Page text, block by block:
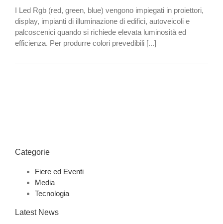
I Led Rgb (red, green, blue) vengono impiegati in proiettori,
display, impianti di illuminazione di edifici, autoveicoli e
palcoscenici quando si richiede elevata luminosità ed
efficienza. Per produrre colori prevedibili [...]
Categorie
Fiere ed Eventi
Media
Tecnologia
Latest News